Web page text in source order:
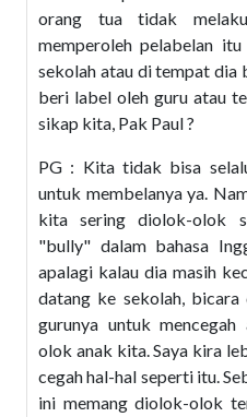
orang tua tidak
memperoleh pelabelan
sekolah atau di tempat dia
beri label oleh guru atau
sikap kita, Pak Paul ?
PG : Kita tidak bisa
untuk membelanya ya.
kita sering diolok-olok
"bully" dalam bahasa
apalagi kalau dia masih
datang ke sekolah, bicara
gurunya untuk
olok anak kita. Saya kira
cegah hal-hal seperti itu.
ini memang diolok-olok